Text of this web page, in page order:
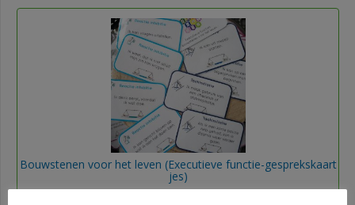
Bouwstenen voor het leven (Executieve functie-gesprekskaart
jes)